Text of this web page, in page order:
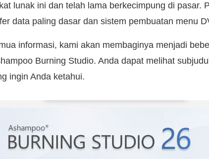
lunak ini dan telah lama berkecimpung di pasar.
data paling dasar dan sistem pembuatan menu
informasi, kami akan membaginya menjadi
Burning Studio. Anda dapat melihat
ingin Anda ketahui.